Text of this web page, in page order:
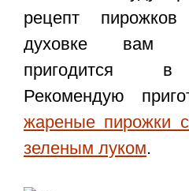
рецепт
духовке вам
пригодится в
Рекомендую
жареные пирожки
зеленым луком.